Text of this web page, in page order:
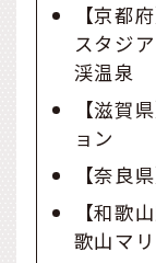
【京都
スタジ
渓温泉
【滋賀
ョン
【奈良
【和歌
歌山マ